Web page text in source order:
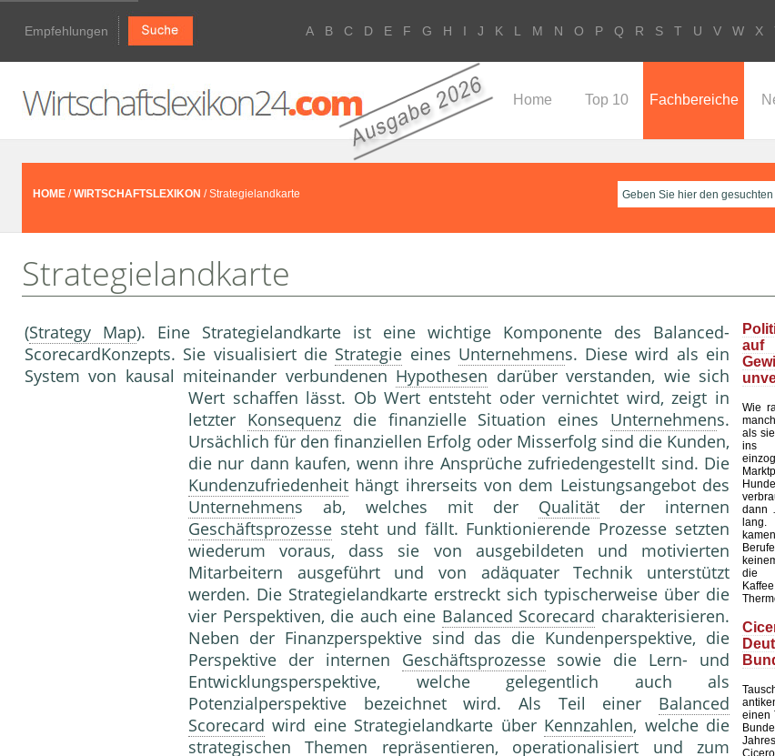
Empfehlungen A B C D E F G H I J K L M N O P Q R S T U V W X
Home Top 10 Fachbereiche
HOME /WIRTSCHAFTSLEXIKON / Strategielandkarte
Strategielandkarte
(Strategy Map). Eine Strategielandkarte ist eine wichtige Komponente des Balanced-
Scorecard­Konzepts. Sie visualisiert die Strategie eines Unternehmens. Diese wird als ein
System von kausal mit­einander verbundenen Hypothesen darüber verstanden, wie sich
Wert schaffen lässt. Ob Wert entsteht oder vernichtet wird, zeigt in
letzter Konsequenzdie finanzielle Situation eines Unternehmens.
Ursächlich für den finanziellen Erfolg oder Misserfolg sind die Kunden,
die nur dann kaufen, wenn ihre Ansprüche zufriedengestellt sind. Die
Kundenzufriedenheit hängt ihrerseits von dem Leistungsangebot des
Unternehmens ab, welches mit der Qualität der internen
Geschäftsprozesse steht und fällt. Funktio­nierende Prozesse setzten
wiederum voraus, dass sie von ausgebildeten und motivierten
Mitarbeitern ausgeführt und von adäquater Technik unterstützt
werden. Die Strategielandkarte erstreckt sich typischerweise über die
vier Perspektiven, die auch eine Balanced Scorecard charakterisieren.
Neben der Finanzperspektive sind das die Kundenperspektive, die
Perspek­tive der internen Geschäftsprozessesowie die Lern- und
Entwicklungsperspektive, welche gelegentlich auch als
Potenzialperspektive bezeichnet wird. Als Teil einer Balanced
Scorecard wird eine Strategielandkarte über Kennzahlen, welche die
strategischen Themen repräsentieren, operationalisiert und zum
Wie
als
ins
dann
die
einen